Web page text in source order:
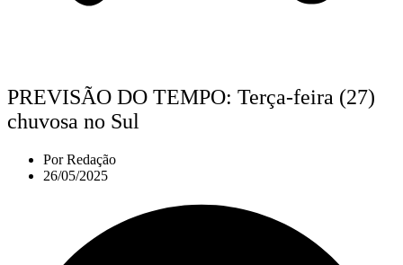
PREVISÃO DO TEMPO: Terça-feira (27)
chuvosa no Sul
PorRedação
26/05/2025